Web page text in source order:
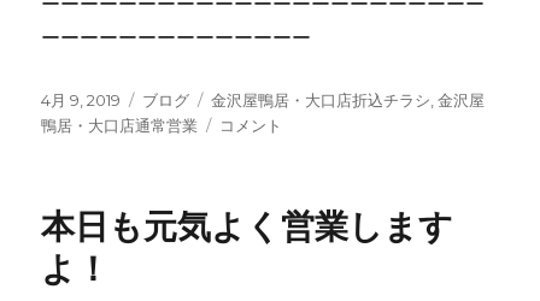
ーーーーーーーーーーーーーー
投
稿
4月 9, 2019
カ
テ
ブログ
タ
グ
金沢屋鴨居・大口店折込チラシ ,金沢屋
鴨居・大口店通常営業
本
聞
コメント
本日も元気よく営業します
よ！